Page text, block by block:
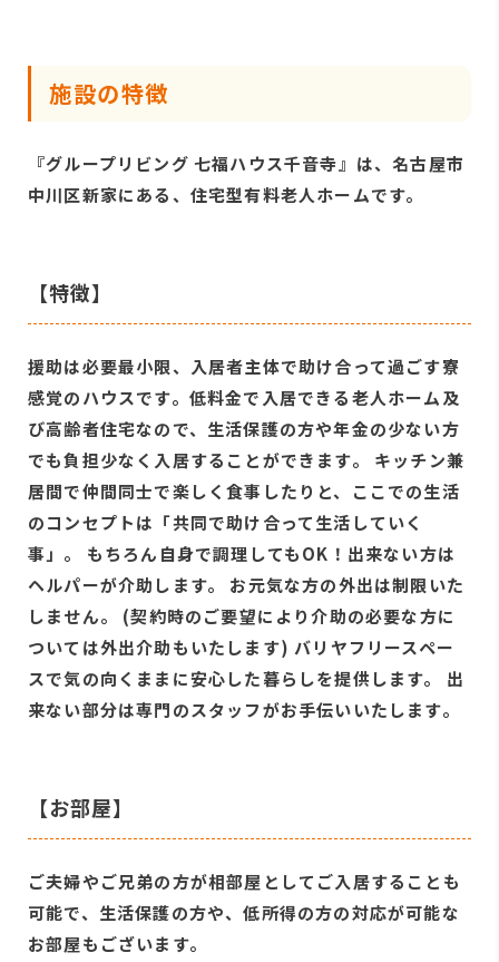
施設の特徴
『グループリビング 七福ハウス千音寺』は、名古屋市
中川区新家にある、住宅型有料老人ホームです。
【特徴】
援助は必要最小限、入居者主体で助け合って過ごす寮
感覚のハウスです。低料金で入居できる老人ホーム及
び高齢者住宅なので、生活保護の方や年金の少ない方
でも負担少なく入居することができます。 キッチン兼
居間で仲間同士で楽しく食事したりと、ここでの生活
のコンセプトは「共同で助け合って生活していく
事」。 もちろん自身で調理してもOK！出来ない方は
ヘルパーが介助します。 お元気な方の外出は制限いた
しません。 (契約時のご要望により介助の必要な方に
ついては外出介助もいたします) バリヤフリースペー
スで気の向くままに安心した暮らしを提供します。 出
来ない部分は専門のスタッフがお手伝いいたします。
【お部屋】
ご夫婦やご兄弟の方が相部屋としてご入居することも
可能で、生活保護の方や、低所得の方の対応が可能な
お部屋もございます。